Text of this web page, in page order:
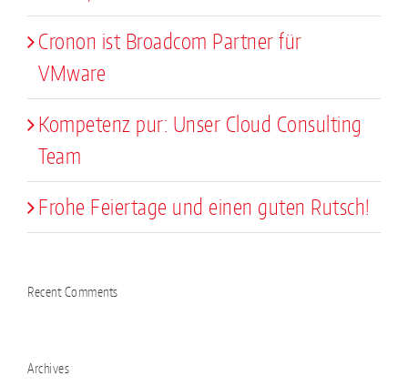
Cronon ist Broadcom Partner für
VMware
Kompetenz pur: Unser Cloud Consulting
Team
Frohe Feiertage und einen guten Rutsch!
Recent Comments
Archives